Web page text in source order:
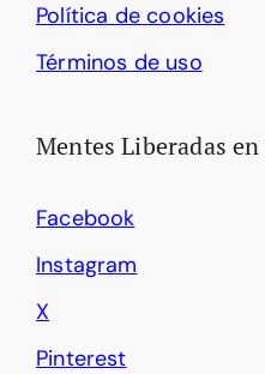
Política de cookies
Términos de uso
Mentes Liberadas en
Facebook
Instagram
X
Pinterest